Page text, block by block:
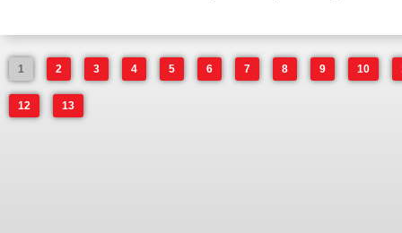
1 2 3 4 5 6 7 8 9 10
12 13